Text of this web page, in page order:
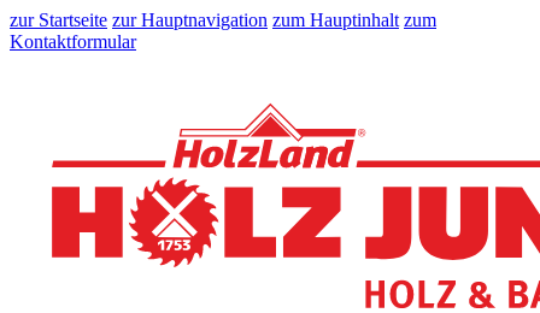
zur Startseite zur Hauptnavigation zum Hauptinhalt zum
Kontaktformular